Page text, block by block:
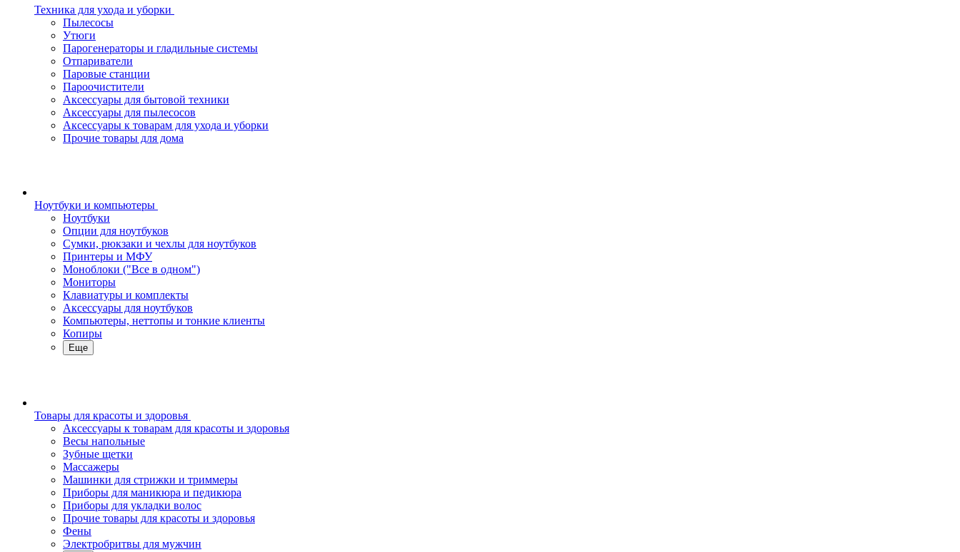
Техника для ухода и уборки
Пылесосы
Утюги
Парогенераторы и гладильные системы
Отпариватели
Паровые станции
Пароочистители
Аксессуары для бытовой техники
Аксессуары для пылесосов
Аксессуары к товарам для ухода и уборки
Прочие товары для дома
Ноутбуки и компьютеры
Ноутбуки
Опции для ноутбуков
Сумки, рюкзаки и чехлы для ноутбуков
Принтеры и МФУ
Моноблоки ("Все в одном")
Мониторы
Клавиатуры и комплекты
Аксессуары для ноутбуков
Компьютеры, неттопы и тонкие клиенты
Копиры
Еще
Товары для красоты и здоровья
Аксессуары к товарам для красоты и здоровья
Весы напольные
Зубные щетки
Массажеры
Машинки для стрижки и триммеры
Приборы для маникюра и педикюра
Приборы для укладки волос
Прочие товары для красоты и здоровья
Фены
Электробритвы для мужчин